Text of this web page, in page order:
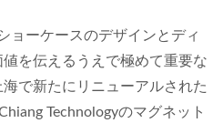
ョーケースのデザインとディ
を伝えるうえで極めて重要な
で新たにリニューアルされた
Technologyのマグネット